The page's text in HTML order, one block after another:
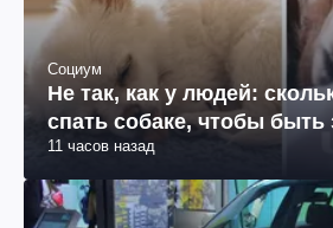
Социум
Не так, как у людей:
спать собаке, чтобы быть